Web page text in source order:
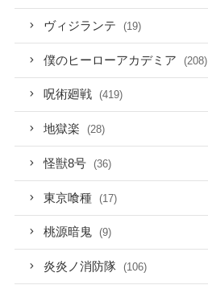
ヴィジランテ (19)
僕のヒーローアカデミア (208)
呪術廻戦 (419)
地獄楽 (28)
怪獣8号 (36)
東京喰種 (17)
桃源暗鬼 (9)
炎炎ノ消防隊 (106)